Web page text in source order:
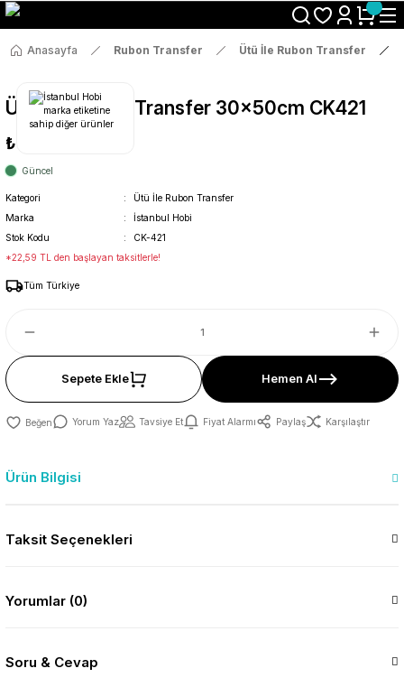
Size Özel "HG10" Koduyla Sepette Hemen %10 İndirimi Kaçırma
Anasayfa Rubon Transfer Ütü İle Rubon Transfer
Ütü İle Rub On Transfer 30x50cm CK421
₺119
Güncel
Kategori
Ütü İle Rubon Transfer
Marka
İstanbul Hobi
Stok Kodu
CK-421
*22,59 TL den başlayan taksitlerle!
Tüm Türkiye
Sepete Ekle Hemen Al
Yorum Yaz Tavsiye Et Fiyat Alarmı Paylaş Karşılaştır
Ürün Bilgisi
Taksit Seçenekleri
Yorumlar (0)
Soru & Cevap